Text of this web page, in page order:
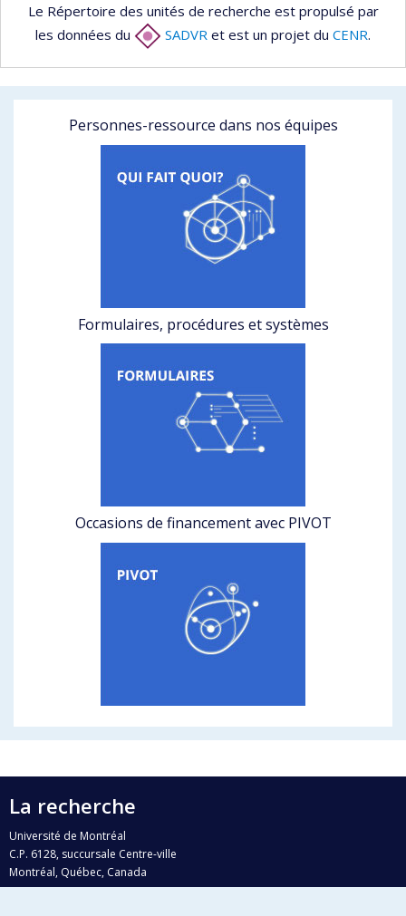
Le Répertoire des unités de recherche est propulsé par
les données du
SADVR et est un projet du CENR.
Personnes-ressource dans nos équipes
Formulaires, procédures et systèmes
Occasions de financement avec PIVOT
La recherche
Université de Montréal
C.P. 6128, succursale Centre-ville
Montréal, Québec, Canada
H3C 3J7